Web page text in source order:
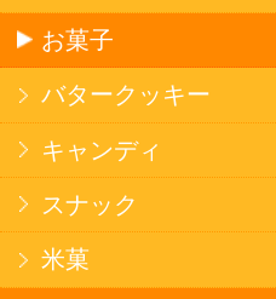
Trusted Webシールをクリックして
ご確認いただけます。